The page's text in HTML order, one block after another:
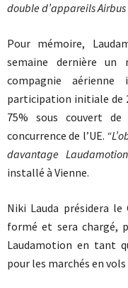
double d’appareils
Pour mémoire,
semaine dernière un
compagnie aérienne
participation initiale de
75% sous couvert
concurrence de l’UE.
davantage
installé à Vienne.
Niki Lauda présidera
formé et sera chargé,
Laudamotion en tant
pour les marchés en